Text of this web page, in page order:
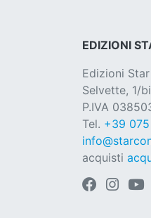
EDIZIONI
Edizioni
Selvette, 1/
P.IVA
Tel. +39
acquisti